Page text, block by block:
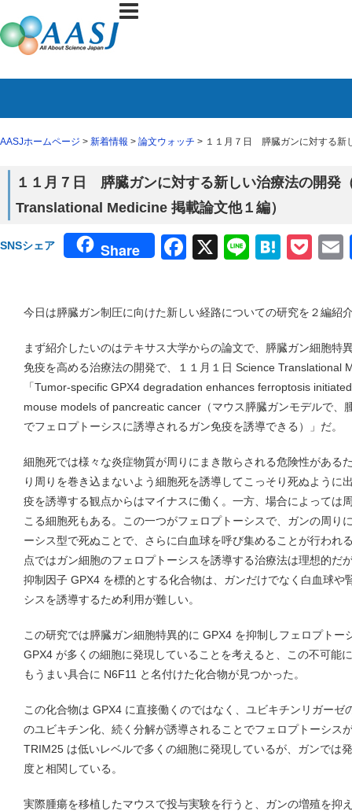
AASJホームページ > 新着情報 > 論文ウォッチ > １１月７日 膵臓ガンに対する新
１１月７日 膵臓ガンに対する新しい治療法の開発
Translational Medicine 掲載論文他１編）
SNSシェア Share Facebook
X Line
今日は膵臓ガン制圧に向けた新しい経路についての研究を２編紹
まず紹介したいのはテキサス大学からの論文で、膵臓ガン細胞特
免疫を高める治療法の開発で、１１月１日 Science Translational
「Tumor-specific GPX4 degradation enhances ferroptosis
mouse models of pancreatic cancer（マウス膵臓ガンモデルで、
でフェロプトーシスに誘導されるガン免疫を誘導できる）」だ。
細胞死では様々な炎症物質が周りにまき散らされる危険性がある
り周りを巻き込まないよう細胞死を誘導してこっそり死ぬように
疫を誘導する観点からはマイナスに働く。一方、場合によっては
こる細胞死もある。この一つがフェロプトーシスで、ガンの周り
ーシス型で死ぬことで、さらに白血球を呼び集めることが行われ
点ではガン細胞のフェロプトーシスを誘導する治療法は理想的だ
抑制因子 GPX4 を標的とする化合物は、ガンだけでなく白血球や
シスを誘導するため利用が難しい。
この研究では膵臓ガン細胞特異的に GPX4 を抑制しフェロプトー
GPX4 が多くの細胞に発現していることを考えると、この不可能
もうまい具合に N6F11 と名付けた化合物が見つかった。
この化合物は GPX4 に直接働くのではなく、ユビキチンリガー
のユビキチン化、続く分解が誘導されることでフェロプトーシス
TRIM25 は低いレベルで多くの細胞に発現しているが、ガンでは
度と相関している。
実際腫瘍を移植したマウスで投与実験を行うと、ガンの増殖を抑